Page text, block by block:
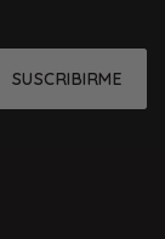
SUSCRIBIRME